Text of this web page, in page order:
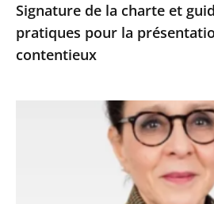
recours
contentieux
Signature de la charte et
pratiques pour la
contentieux